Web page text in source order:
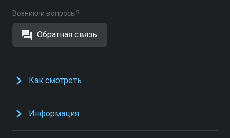
Возникли вопросы?
Обратная связь
Как смотреть
Информация